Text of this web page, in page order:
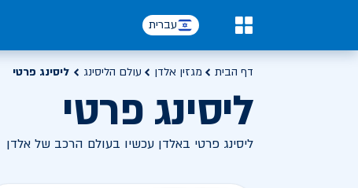
עברית
דף הבית מגזין אלדן עולם הליסינג ליסינג פרטי
ליסינג פרטי
ליסינג פרטי באלדן עכשיו בעולם הרכב של אלדן